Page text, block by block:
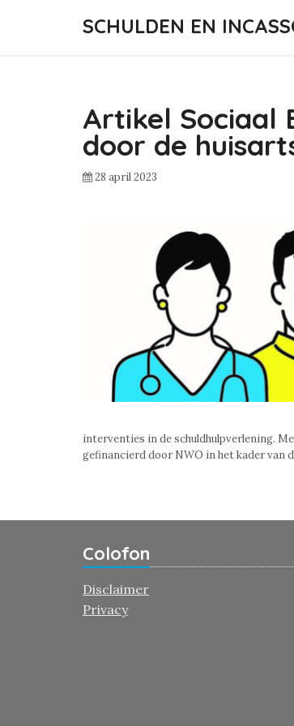
SCHULDEN EN
Artikel Sociaal
door de
28 april 2023
interventies in de schuldhulpverlening.
gefinancierd door NWO in het kader van
Colofon
Disclaimer
Privacy